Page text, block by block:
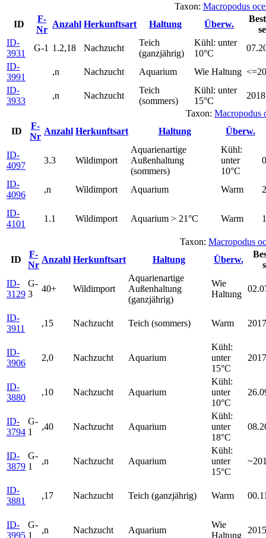
Taxon: Macropodus
ID
F-
Nr
Anzahl Herkunftsart Haltung Überw.
ID-
3931
G-1 1.2,18 Nachzucht
Teich
(ganzjährig)
Kühl: unter
10°C
ID-
3991
,n Nachzucht Aquarium Wie Haltung
ID-
3933
,n Nachzucht
Teich
(sommers)
Kühl: unter
15°C
2018
Taxon: Macropodus
ID
F-
Nr
Anzahl Herkunftsart Haltung Überw.
ID-
4097
3.3 Wildimport
Aquarienartige
Außenhaltung
(sommers)
Kühl:
unter
10°C
ID-
4096
,n Wildimport Aquarium Warm
ID-
4101
1.1 Wildimport Aquarium > 21°C Warm
Taxon: Macropodus
ID
F-
Nr
Anzahl Herkunftsart Haltung Überw.
ID-
3129
G-
3
40+ Wildimport
Aquarienartige
Außenhaltung
(ganzjährig)
Wie
Haltung
ID-
3911
,15 Nachzucht Teich (sommers) Warm 2017
ID-
3906
2,0 Nachzucht Aquarium
Kühl:
unter
15°C
2017
ID-
3880
,10 Nachzucht Aquarium
Kühl:
unter
10°C
ID-
3794
G-
1
,40 Nachzucht Aquarium
Kühl:
unter
18°C
ID-
3879
G-
1
,n Nachzucht Aquarium
Kühl:
unter
15°C
ID-
3881
,17 Nachzucht Teich (ganzjährig) Warm
ID-
3995
G-
1
,n Nachzucht Aquarium
Wie
Haltung
2015